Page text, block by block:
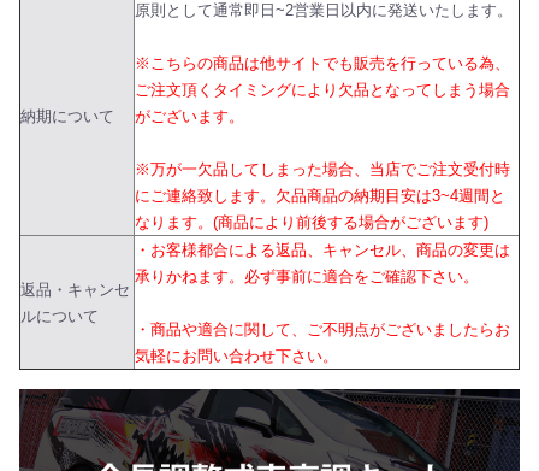
納期について
原則として通常即日~2営業日以内に発送いたします。
※こちらの商品は他サイトでも販売を行っている為、
ご注文頂くタイミングにより欠品となってしまう場合
がございます。
※万が一欠品してしまった場合、当店でご注文受付時
にご連絡致します。欠品商品の納期目安は3~4週間と
なります。(商品により前後する場合がございます)
返品・キャンセ
ルについて
・お客様都合による返品、キャンセル、商品の変更は
承りかねます。必ず事前に適合をご確認下さい。
・商品や適合に関して、ご不明点がございましたらお
気軽にお問い合わせ下さい。